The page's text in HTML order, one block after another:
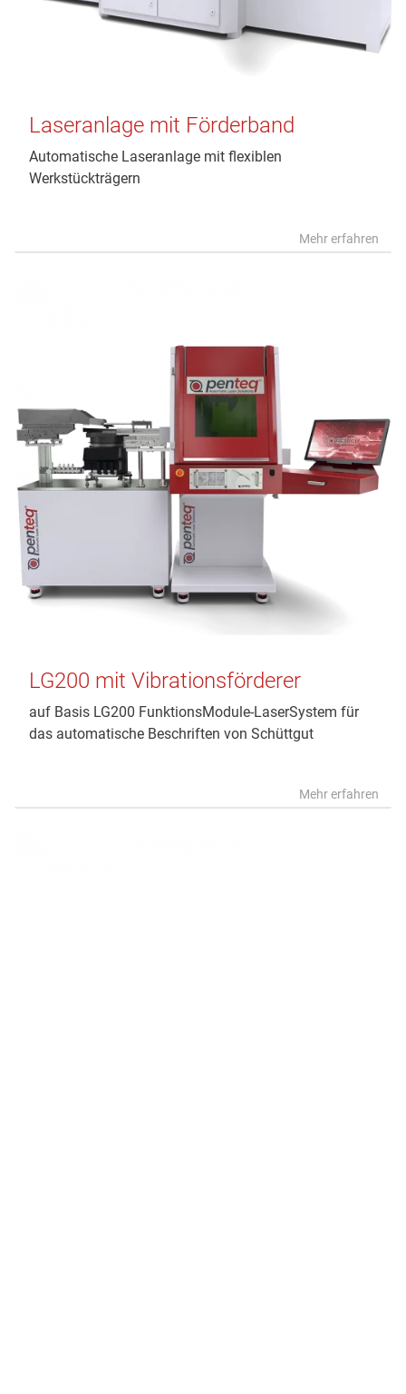
Laseranlage mit Förderband
Automatische Laseranlage mit flexiblen
Werkstückträgern
Mehr erfahren
LG200 mit Vibrationsförderer
auf Basis LG200 FunktionsModule-LaserSystem für
das automatische Beschriften von Schüttgut
Mehr erfahren